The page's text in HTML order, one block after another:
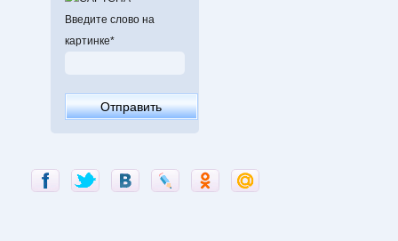
Введите слово на
картинке*